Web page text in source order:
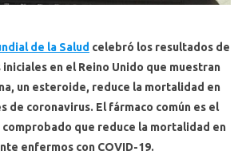
de la Salud celebró los resultados de
iniciales en el Reino Unido que muestran
un esteroide, reduce la mortalidad en
de coronavirus. El fármaco común es el
que reduce la mortalidad en
enfermos con COVID-19.